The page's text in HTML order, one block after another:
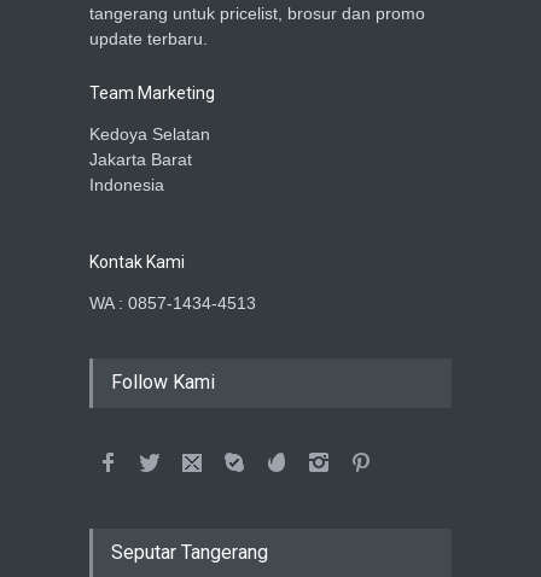
tangerang untuk pricelist, brosur dan promo
update terbaru.
Team Marketing
Kedoya Selatan
Jakarta Barat
Indonesia
Kontak Kami
WA : 0857-1434-4513
Follow Kami
Seputar Tangerang